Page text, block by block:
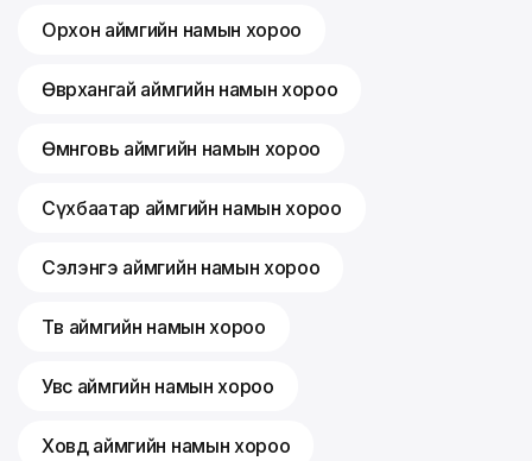
Орхон аймгийн намын хороо
Өвөрхангай аймгийн намын хороо
Өмнөговь аймгийн намын хороо
Сүхбаатар аймгийн намын хороо
Сэлэнгэ аймгийн намын хороо
Төв аймгийн намын хороо
Увс аймгийн намын хороо
Ховд аймгийн намын хороо